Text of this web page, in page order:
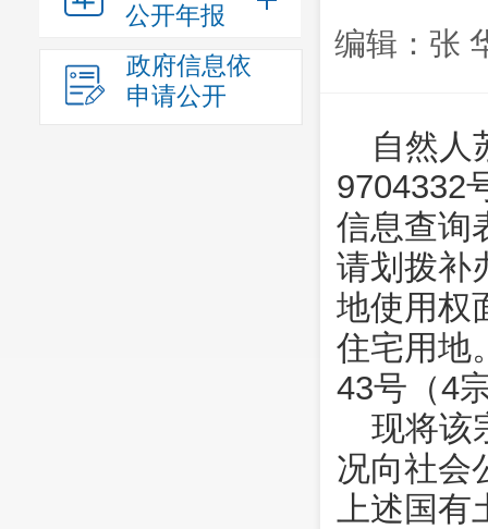
公开年报
政府信息依
申请公开
编辑：张
自然人
9704332
信息查询
请划拨补
地使用权
住宅用地
43号（4
现将该
况向社会
上述国有